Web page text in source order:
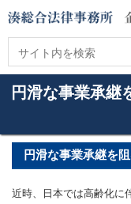
円滑な事業承継
円滑な事業承継を
近時、日本では高齢化に